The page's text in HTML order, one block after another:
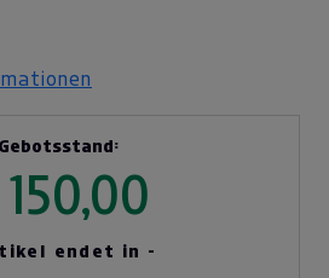
Gebotsstand:
endet in -